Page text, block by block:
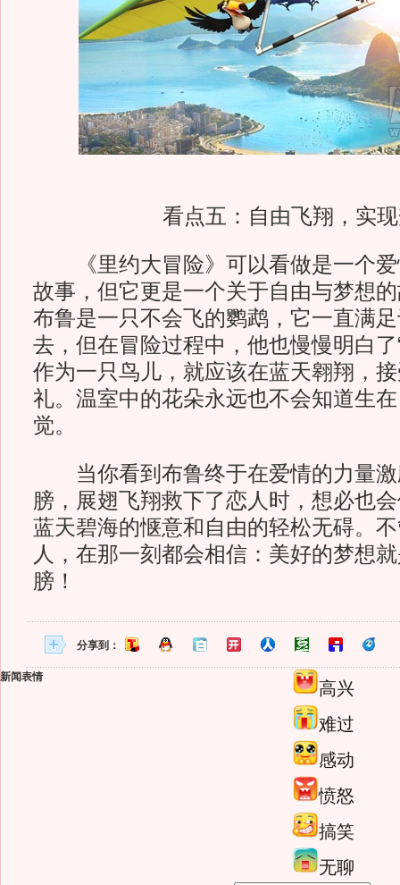
看点五：自由飞翔，实
《里约大冒险》可以看做是一个爱
故事，但它更是一个关于自由与梦想
布鲁是一只不会飞的鹦鹉，它一直满
去，但在冒险过程中，他也慢慢明白了
作为一只鸟儿，就应该在蓝天翱翔，
礼。温室中的花朵永远也不会知道生
觉。
当你看到布鲁终于在爱情的力量激
膀，展翅飞翔救下了恋人时，想必也
蓝天碧海的惬意和自由的轻松无碍。
人，在那一刻都会相信：美好的梦想
膀！
分享到：
新闻表情
高兴
难过
感动
愤怒
搞笑
无聊